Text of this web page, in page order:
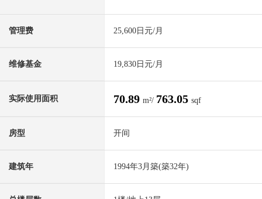
管理费 25,600日元/月
维修基金 19,830日元/月
实际使用面积 70.89 m²/ 763.05 sqf
房型 开间
建筑年 1994年3月築(築32年)